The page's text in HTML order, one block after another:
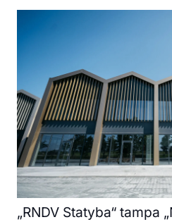
„RNDV Statyba“ tampa